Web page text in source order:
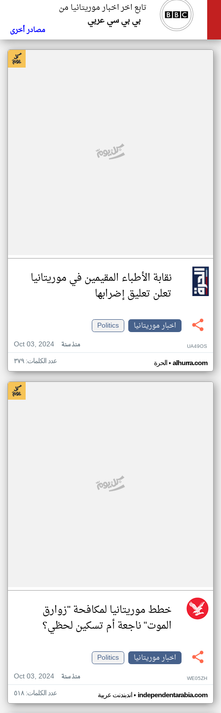
تابع اخر اخبار موريتانيا من
بي بي سي عربي
مصادر أخرى
نقابة الأطباء المقيمين في موريتانيا
تعلن تعليق إضرابها
اخبار موريتانيا
Politics
Oct 03, 2024
منذ سنة UA49OS
الحرة• alhurra.com عدد الكلمات: ٣٧٩
خطط موريتانيا لمكافحة "زوارق
الموت" ناجعة أم تسكين لحظي؟
اخبار موريتانيا
Politics
Oct 03, 2024
منذ سنة WE05ZH
اندبندنت عربية• independentarabia.com عدد الكلمات: ٥١٨